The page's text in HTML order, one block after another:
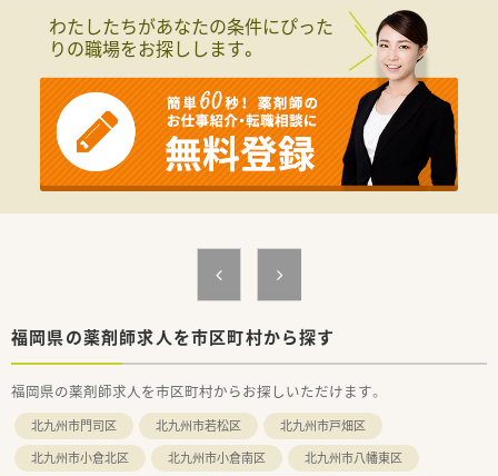
■福岡県内を中心に10店舗を展開しており、創業から40年以上
の歴史を持つ安定した経営基盤の法人です。
■AI調剤やロボット調剤を積極的に導入し、業務効率化と対人業
■中途入社の方の定着率が非常に高く、10年から20年以上勤務
しているスタッフも多数在籍しています。
【職場環境と雰囲気】
■ベテランの薬剤師が多く在籍しているため、未経験の業務があ
っても安心して相談できる環境です。
■スタッフの平均年齢は40代半ばで男女比も半々とバランスが
■代表自身も薬剤師であり現場のことを深く理解しているため、
働きやすさへの配慮が行き届いています。
■ロボット調剤などの先端技術に触れながら、薬剤師としての専
門性を高めることができる環境です。
通じて直接感謝の言葉をいただけます。
■会社の成長とともに自身のキャリアも広がるため、組織づくり
に参加する面白さを実感できます。
わたしたちがあなたの条件にぴった
りの職場をお探しします。
福岡県の薬剤師求人を市区町村から探す
福岡県の薬剤師求人を市区町村からお探しいただけます。
北九州市門司区 北九州市若松区
北九州市戸畑区
北九州市小倉北区
北九州市小倉南区
北九州市八幡東区